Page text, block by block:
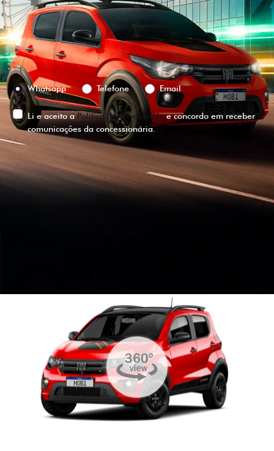
Versão escolhida
Preferência de contato:
Whatsapp
Telefone Email
Li e aceito aPolítica de Privacidadee concordo em receber
comunicações da concessionária.
ENTRAR EM CONTATO